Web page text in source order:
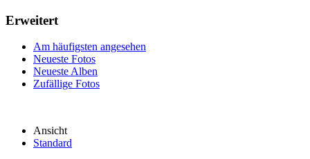
Erweitert
Am häufigsten angesehen
Neueste Fotos
Neueste Alben
Zufällige Fotos
Ansicht
Standard